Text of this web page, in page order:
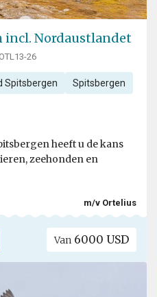
incl. Nordaustlandet
26
Spitsbergen Spitsbergen
heeft u de kans
zeehonden en
m/v Ortelius
Van 6000 USD